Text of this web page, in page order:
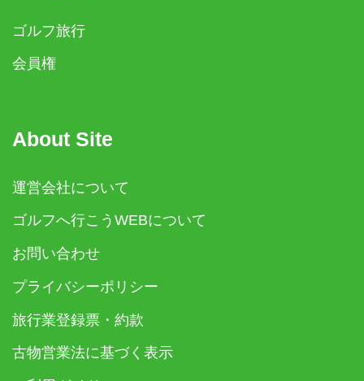
ゴルフ旅行
会員権
About Site
運営会社について
ゴルフへ行こうWEBについて
お問い合わせ
プライバシーポリシー
旅行業登録票・約款
古物営業法に基づく表示